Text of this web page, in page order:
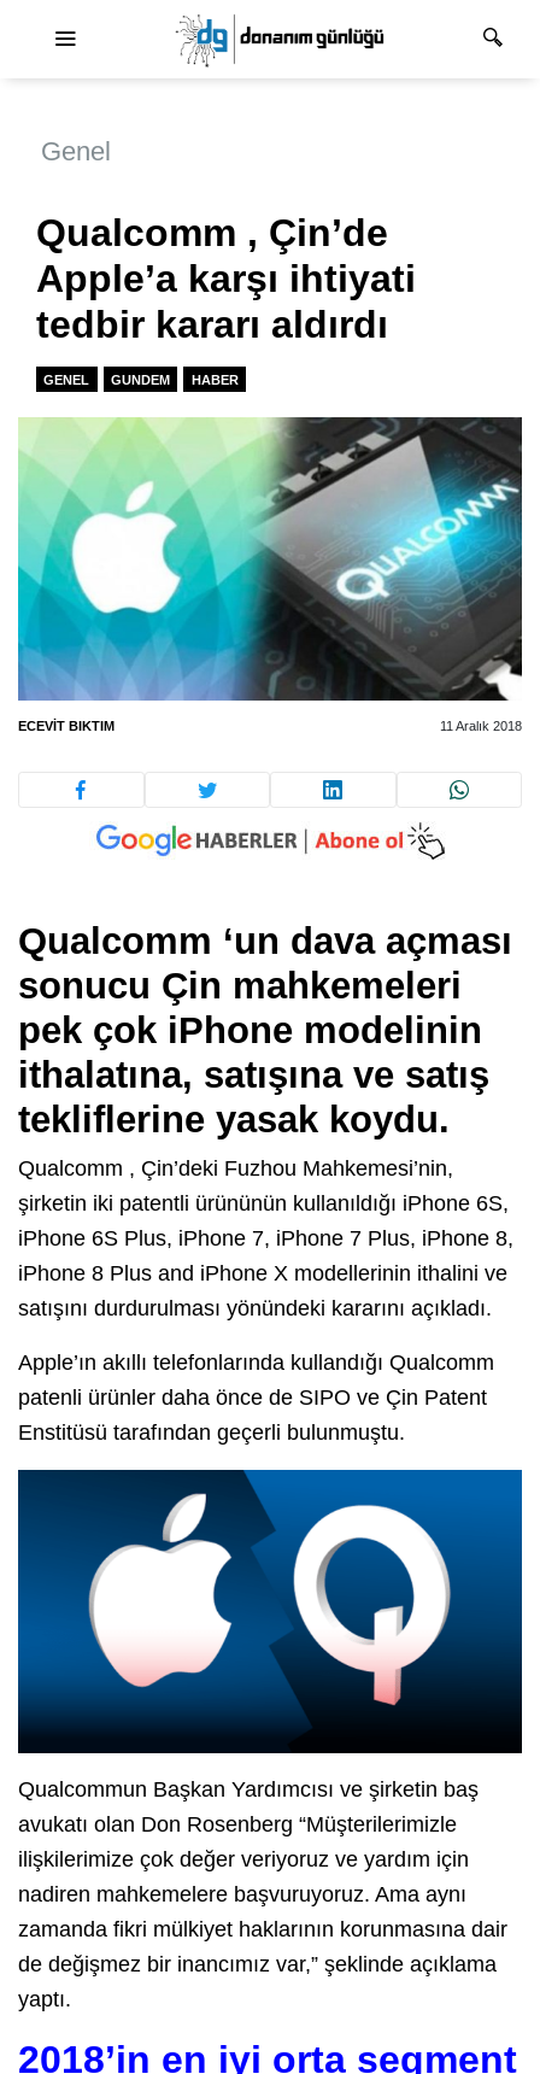
Genel
Qualcomm , Çin’de
Apple’a karşı ihtiyati
tedbir kararı aldırdı
GENEL GUNDEM HABER
ECEVIT BIKTIM 11 Aralık 2018
Qualcomm ‘un dava açması
sonucu Çin mahkemeleri
pek çok iPhone modelinin
ithalatına, satışına ve satış
tekliflerine yasak koydu.
Qualcomm , Çin’deki Fuzhou Mahkemesi’nin,
şirketin iki patentli ürününün kullanıldığı iPhone 6S,
iPhone 6S Plus, iPhone 7, iPhone 7 Plus, iPhone 8,
iPhone 8 Plus and iPhone X modellerinin ithalini ve
satışını durdurulması yönündeki kararını açıkladı.
Apple’ın akıllı telefonlarında kullandığı Qualcomm
patenli ürünler daha önce de SIPO ve Çin Patent
Enstitüsü tarafından geçerli bulunmuştu.
Qualcommun Başkan Yardımcısı ve şirketin baş
avukatı olan Don Rosenberg “Müşterilerimizle
ilişkilerimize çok değer veriyoruz ve yardım için
nadiren mahkemelere başvuruyoruz. Ama aynı
zamanda fikri mülkiyet haklarının korunmasına dair
de değişmez bir inancımız var,” şeklinde açıklama
yaptı.
2018’in en iyi orta segment